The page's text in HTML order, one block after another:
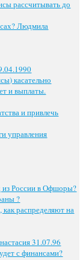
рассчитывать до
Людмила
касательно
и выплаты.
и привлечь
управления
России в Офшоры?
?
распределяют на
31.07.96
с финансами?